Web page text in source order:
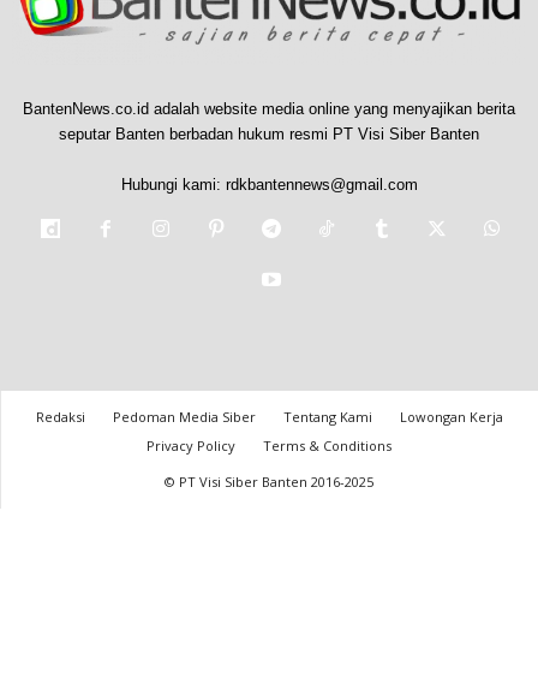
BantenNews.co.id adalah website media online yang menyajikan berita
seputar Banten berbadan hukum resmi PT Visi Siber Banten
Hubungi kami: rdkbantennews@gmail.com
Redaksi Pedoman Media Siber Tentang Kami
Lowongan Kerja
Privacy Policy
Terms & Conditions
© PT Visi Siber Banten 2016-2025